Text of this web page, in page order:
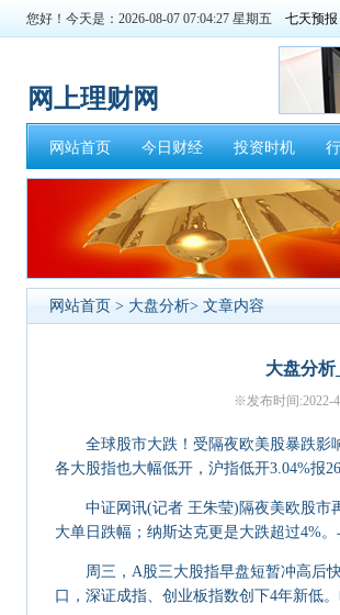
您好！今天是：2026-08-07 07:04:27 星期五
网上理财网
网站首页 今日财经 投资时机
网站首页 > 大盘分析> 文章内容
大盘分析
※发布时间
全球股市大跌！受隔夜欧美股暴跌影
各大股指也大幅低开，沪指低开3.04%报
中证网讯(记者 王朱莹)隔夜美欧股市再
大单日跌幅；纳斯达克更是大跌超过4%
周三，A股三大股指早盘短暂冲高后快
口，深证成指、创业板指数创下4年新低